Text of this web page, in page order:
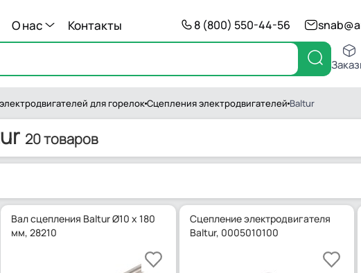
О нас Контакты 8 (800) 550-44-56
для горелокСцепления электродвигателей Baltur
20 товаров
Вал сцепления Baltur Ø10 x 180
мм, 28210
Сцепление электродвигателя
Baltur, 0005010100